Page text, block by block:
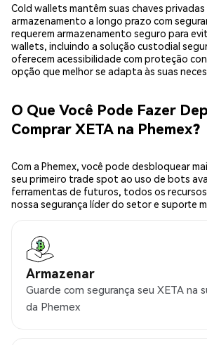
Cold wallets mantêm suas chaves
armazenamento a longo prazo com
requerem armazenamento seguro para
wallets, incluindo a solução custodial
oferecem acessibilidade com proteção
opção que melhor se adapta às suas
O Que Você Pode Fazer
Comprar XETA na Phemex?
Com a Phemex, você pode desbloquear
seu primeiro trade spot ao uso de bots
ferramentas de futuros, todos os
nossa segurança líder do setor e suporte
Armazenar
Guarde com segurança seu XETA na
da Phemex